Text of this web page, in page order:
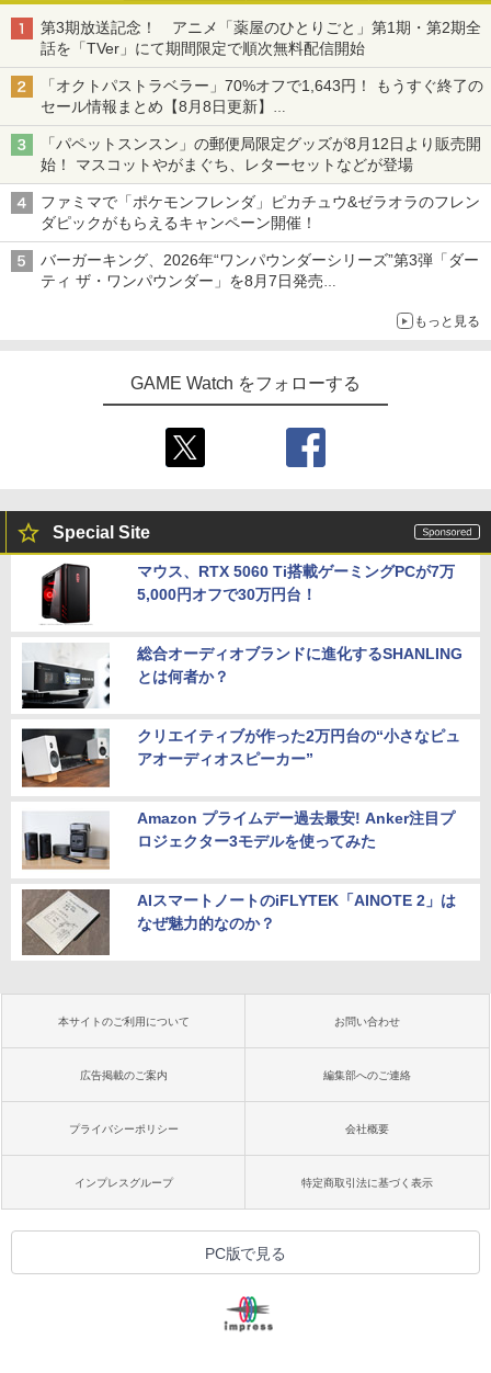
第3期放送記念！ アニメ「薬屋のひとりごと」第1期・第2期全
話を「TVer」にて期間限定で順次無料配信開始
「オクトパストラベラー」70%オフで1,643円！ もうすぐ終了の
セール情報まとめ【8月8日更新】
ニンテンドーeショップでは「大神 絶景版」が67%オフで990円
「パペットスンスン」の郵便局限定グッズが8月12日より販売開
始！ マスコットやがまぐち、レターセットなどが登場
ファミマで「ポケモンフレンダ」ピカチュウ&ゼラオラのフレン
ダピックがもらえるキャンペーン開催！
バーガーキング、2026年“ワンパウンダーシリーズ”第3弾「ダー
ティ ザ・ワンパウンダー」を8月7日発売
もっと見る
GAME Watch をフォローする
Special Site
マウス、RTX 5060 Ti搭載ゲーミングPCが7万
5,000円オフで30万円台！
総合オーディオブランドに進化するSHANLING
とは何者か？
クリエイティブが作った2万円台の“小さなピュ
アオーディオスピーカー”
Amazon プライムデー過去最安! Anker注目プ
ロジェクター3モデルを使ってみた
AIスマートノートのiFLYTEK「AINOTE 2」は
なぜ魅力的なのか？
本サイトのご利用について お問い合わせ
広告掲載のご案内 編集部へのご連絡
プライバシーポリシー 会社概要
インプレスグループ 特定商取引法に基づく表示
PC版で見る